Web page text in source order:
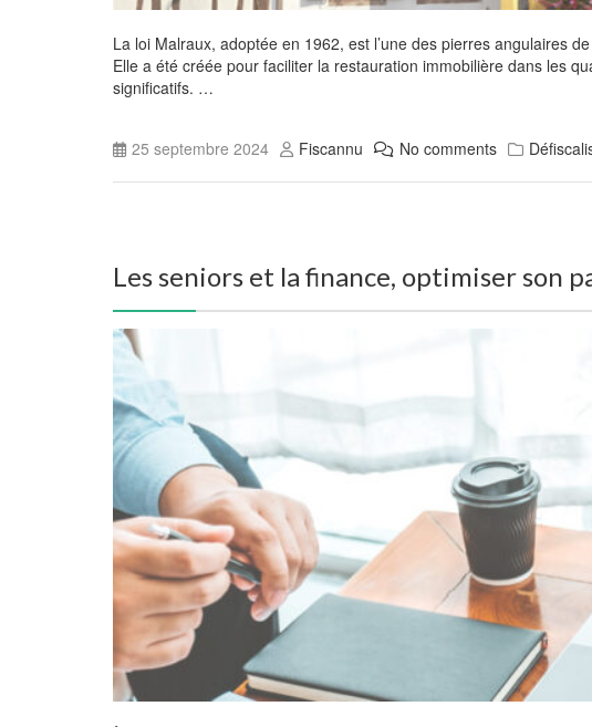
La loi Malraux, adoptée en 1962, est l’une des pierres angulaires
Elle a été créée pour faciliter la restauration immobilière dans les
significatifs. …
25 septembre 2024 Fiscannu No comments
Les seniors et la finance, optimiser son